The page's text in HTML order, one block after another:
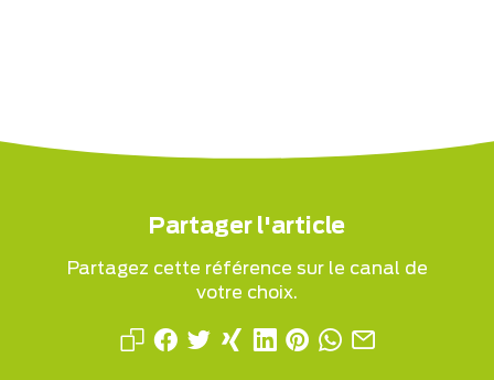
Partager l'article
Partagez cette référence sur le canal de
votre choix.